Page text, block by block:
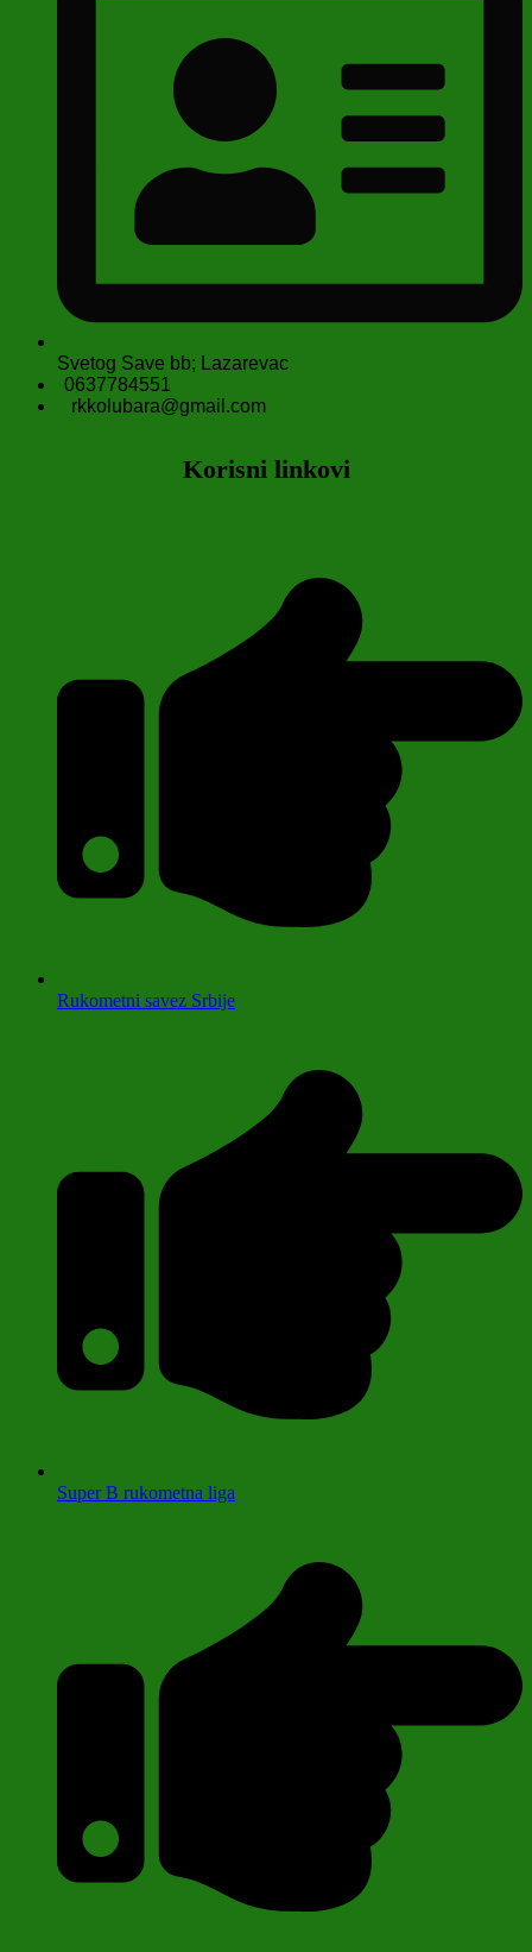
Svetog Save bb; Lazarevac
0637784551
rkkolubara@gmail.com
Korisni linkovi
Rukometni savez Srbije
Super B rukometna liga